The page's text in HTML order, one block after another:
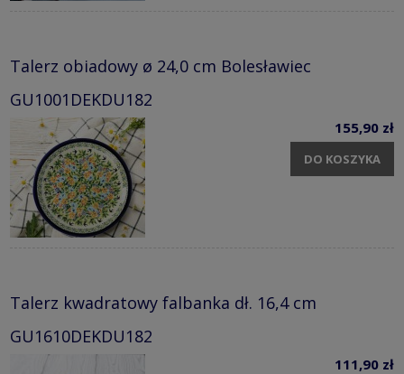
Talerz obiadowy ø 24,0 cm Bolesławiec
GU1001DEKDU182
155,90 zł
DO KOSZYKA
Talerz kwadratowy falbanka dł. 16,4 cm
GU1610DEKDU182
111,90 zł